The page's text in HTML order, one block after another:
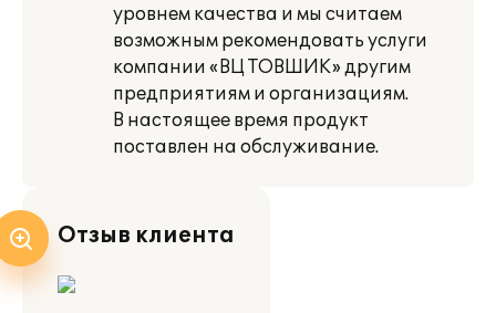
уровнем качества и мы считаем
возможным рекомендовать услуги
компании «ВЦ ТОВШИК» другим
предприятиям и организациям.
В настоящее время продукт
поставлен на обслуживание.
Отзыв клиента